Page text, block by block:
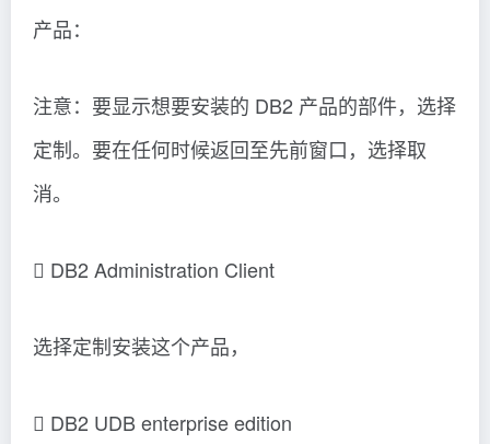
产品：
注意：要显示想要安装的 DB2 产品的部件，选择
定制。要在任何时候返回至先前窗口，选择取
消。
 DB2 Administration Client
选择定制安装这个产品，
 DB2 UDB enterprise edition